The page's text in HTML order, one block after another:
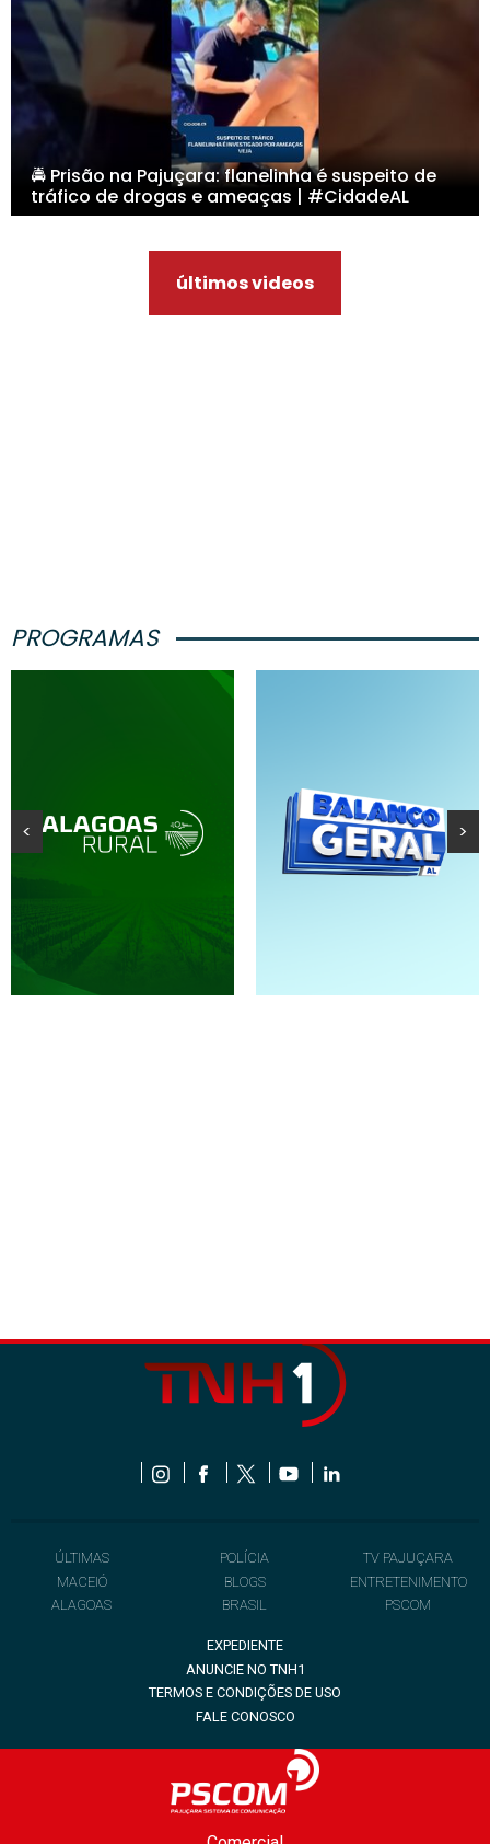
🚔 Prisão na Pajuçara: flanelinha é suspeito de
tráfico de drogas e ameaças | #CidadeAL
últimos videos
PROGRAMAS
< >
ÚLTIMAS
MACEIÓ
ALAGOAS
POLÍCIA
BLOGS
BRASIL
TV PAJUÇARA
ENTRETENIMENTO
PSCOM
EXPEDIENTE
ANUNCIE NO TNH1
TERMOS E CONDIÇÕES DE USO
FALE CONOSCO